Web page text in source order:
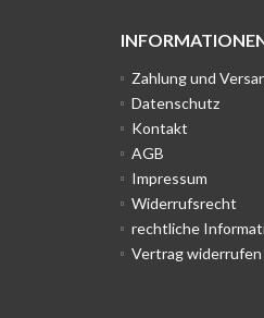
Zahlung und
Datenschutz
Kontakt
AGB
Impressum
Widerrufsrecht
rechtliche
Vertrag widerrufen